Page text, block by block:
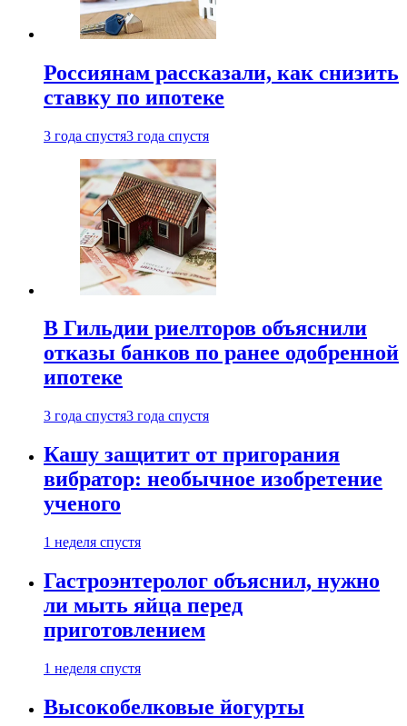
Россиянам рассказали, как снизить
ставку по ипотеке
3 года спустя3 года спустя
В Гильдии риелторов объяснили
отказы банков по ранее одобренной
ипотеке
3 года спустя3 года спустя
Кашу защитит от пригорания
вибратор: необычное изобретение
ученого
1 неделя спустя
Гастроэнтеролог объяснил, нужно
ли мыть яйца перед
приготовлением
1 неделя спустя
Высокобелковые йогурты